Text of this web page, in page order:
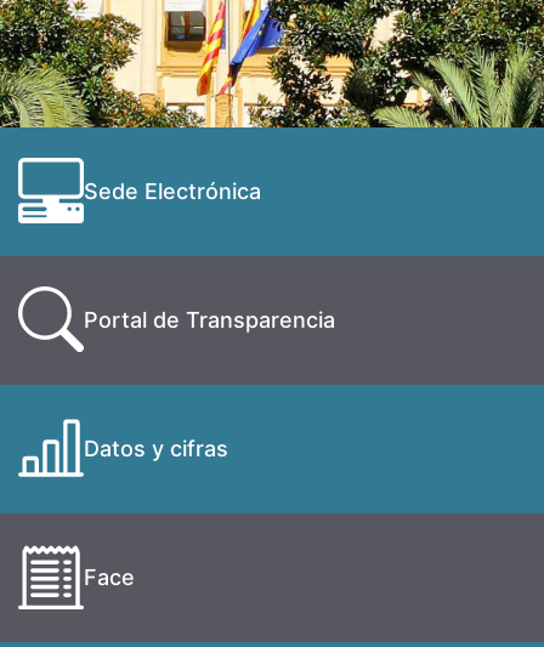
Sede Electrónica
Portal de Transparencia
Datos y cifras
Face